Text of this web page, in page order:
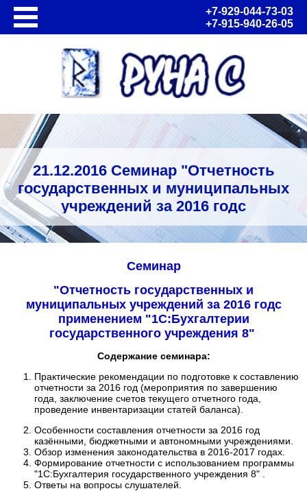
+7-929-044-73-03
+7-915-940-26-05
Статусы и сертификаты компании
Благодарственные письма
Работа в Руна С
Вакансии
Политика в отношении обработки персональных
данных
Согласие на обработку персональных данных
События
Новости
Программные продукты
Решения 1С для государственных учреждений
Решения 1С для здравоохранения
Сервисы 1С
Клиентские лицензии 1С
Услуги
Информационно-технологическое сопровождение
Абонентское обслуживание
Линия консультаций
Дополнительные услуги
21.12.2016 Семинар "Отчетность
государственных и муниципальных
учреждений за 2016 годс
применением "1С:Бухгалтерии
государственного учреждения 8"
Семинар
"Отчетность государственных и
муниципальных учреждений за 2016 годс
применением "1С:Бухгалтерии
государственного учреждения 8"
Содержание семинара:
Практические рекомендации по подготовке к составлению
отчетности за 2016 год (мероприятия по завершению
года, заключение счетов текущего отчетного года,
проведение инвентаризации статей баланса).
Особенности составления отчетности за 2016 год
казёнными, бюджетными и автономными учреждениями.
Обзор изменения законодательства в 2016-2017 годах.
Формирование отчетности с использованием программы
"1С:Бухгалтерия государственного учреждения 8" .
Ответы на вопросы слушателей.